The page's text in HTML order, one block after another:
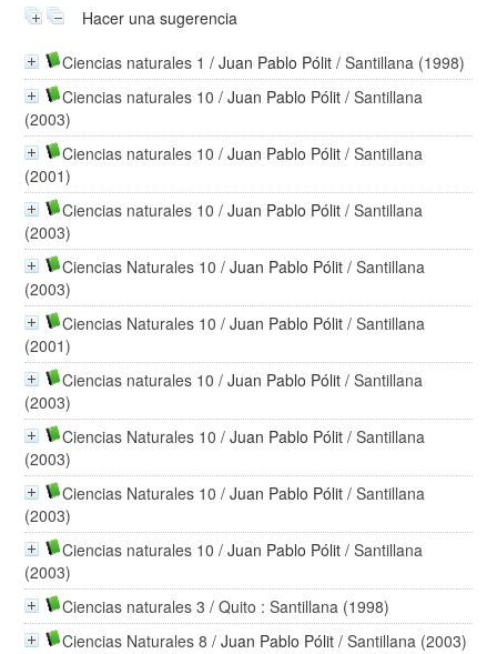
Hacer una sugerencia
Ciencias naturales 1 /Juan Pablo Pólit / Santillana (1998)
Ciencias naturales 10 /Juan Pablo Pólit / Santillana
(2003)
Ciencias naturales 10 /Juan Pablo Pólit / Santillana
(2001)
Ciencias naturales 10 /Juan Pablo Pólit / Santillana
(2003)
Ciencias Naturales 10 /Juan Pablo Pólit / Santillana
(2003)
Ciencias Naturales 10 /Juan Pablo Pólit / Santillana
(2001)
Ciencias naturales 10 /Juan Pablo Pólit / Santillana
(2003)
Ciencias Naturales 10 /Juan Pablo Pólit / Santillana
(2003)
Ciencias Naturales 10 /Juan Pablo Pólit / Santillana
(2003)
Ciencias naturales 10 /Juan Pablo Pólit / Santillana
(2003)
Ciencias naturales 3 / Quito : Santillana (1998)
Ciencias Naturales 8 /Juan Pablo Pólit / Santillana (2003)